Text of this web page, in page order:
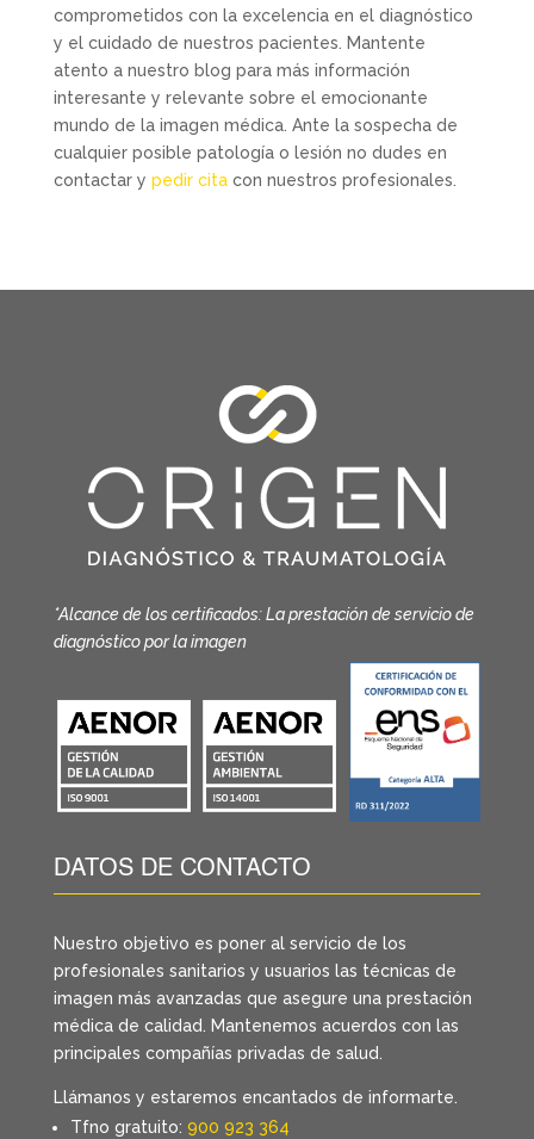
comprometidos con la excelencia en el diagnóstico
y el cuidado de nuestros pacientes. Mantente
atento a nuestro blog para más información
interesante y relevante sobre el emocionante
mundo de la imagen médica. Ante la sospecha de
cualquier posible patología o lesión no dudes en
contactar y pedir citacon nuestros profesionales.
*Alcance de los certificados: La prestación de servicio de
diagnóstico por la imagen
DATOS DE CONTACTO
Nuestro objetivo es poner al servicio de los
profesionales sanitarios y usuarios las técnicas de
imagen más avanzadas que asegure una prestación
médica de calidad. Mantenemos acuerdos con las
principales compañías privadas de salud.
Llámanos y estaremos encantados de informarte.
Tfno gratuito: 900 923 364